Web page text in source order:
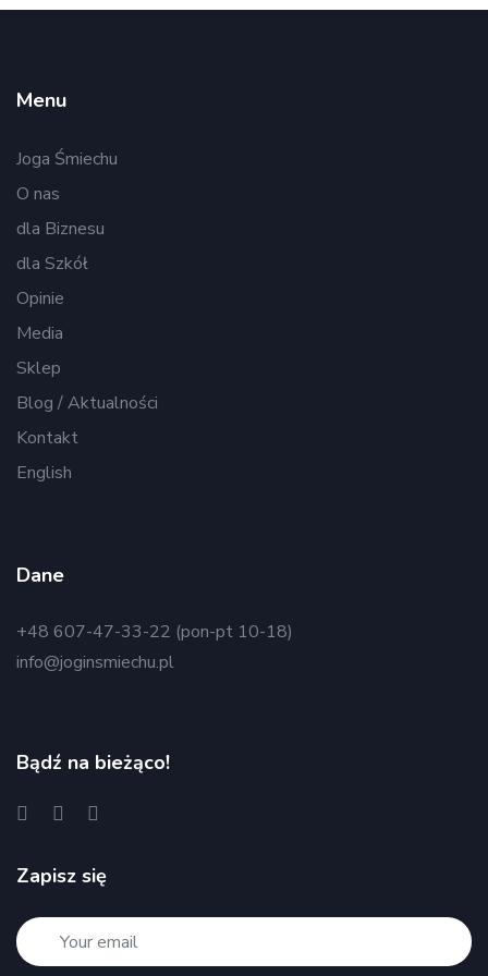
Menu
Joga Śmiechu
O nas
dla Biznesu
dla Szkół
Opinie
Media
Sklep
Blog / Aktualności
Kontakt
English
Dane
+48 607-47-33-22 (pon-pt 10-18)
info@joginsmiechu.pl
Bądź na bieżąco!
Zapisz się